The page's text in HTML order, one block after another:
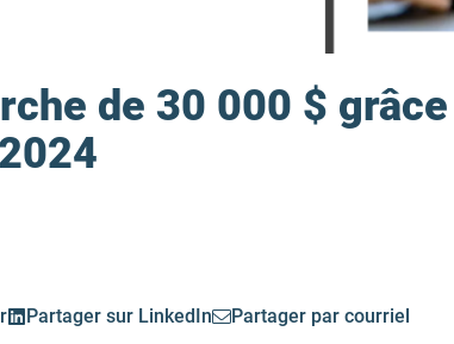
de 30 000 $
Partager sur LinkedIn Partager par courriel